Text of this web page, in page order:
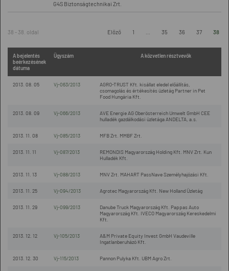
G4S Biztonságtechnikai Zrt.
38 - 38. oldal Előző 1 35 36 37 38
A bejelentés
beérkezésének
dátuma
Ügyszám A közvetlen résztvevők
2013. 08. 05 Vj-063/2013
AGRO-TRUST Kft. kisállat eledel előállítás,
csomagolás és értékesítés üzletág Partner in Pet
Food Hungária Kft.
2013. 08. 09 Vj-066/2013
AVE Energie AG Oberösterreich Umwelt GmbH CEE
hulladék gazdálkodási üzletága ANDELTA, a.s.
2013. 11. 08 Vj-085/2013 MFB Zrt. MMBF Zrt.
2013. 11. 11 Vj-087/2013
REMONDIS Magyarország Holding Kft. MNV Zrt. Kun
Hulladék Kft.
2013. 11. 13 Vj-088/2013 MNV Zrt. MAHART PassNave Személyhajózási Kft.
2013. 11. 25 Vj-094/2013 Agrotec Magyarország Kft. New Holland Üzletág
2013. 11. 29 Vj-099/2013
Danube Truck Magyarország Kft. Pappas Auto
Magyarország Kft. IVECO Magyarország Kereskedelmi
Kft.
2013. 12. 12 Vj-105/2013
A&M Private Equity Invest GmbH Vaudeville
Ingatlanberuházó Kft.
2013. 12. 30 Vj-115/2013 Pannon Pulyka Kft. UBM Agro Zrt.